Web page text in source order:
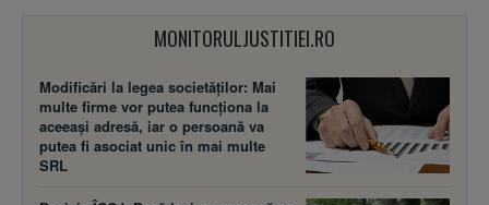
MONITORULJUSTITIEI.RO
Modificări la legea societăţilor: Mai
multe firme vor putea funcţiona la
aceeaşi adresă, iar o persoană va
putea fi asociat unic în mai multe
SRL